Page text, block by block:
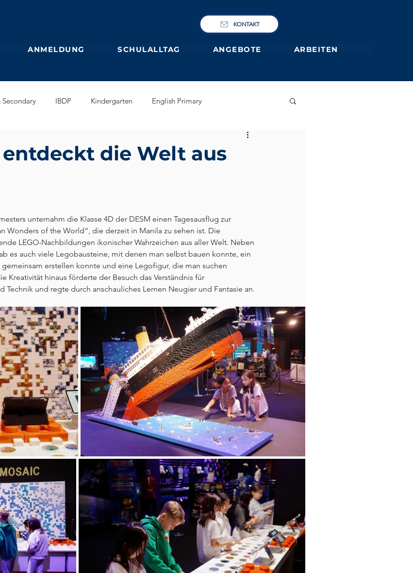
KONTAKT
ANMELDUNG SCHULALLTAG ANGEBOTE ARBEITEN
Secondary IBDP Kindergarten English Primary
Club
entdeckt die Welt aus
unternahm die Klasse 4D der DESM einen Tagesausflug zur
Wonders of the World“, die derzeit in Manila zu sehen ist. Die
LEGO-Nachbildungen ikonischer Wahrzeichen aus aller Welt. Neben
es auch viele Legobausteine, mit denen man selbst bauen konnte, ein
erstellen konnte und eine Legofigur, die man suchen
Kreativität hinaus förderte der Besuch das Verständnis für
und regte durch anschauliches Lernen Neugier und Fantasie an.